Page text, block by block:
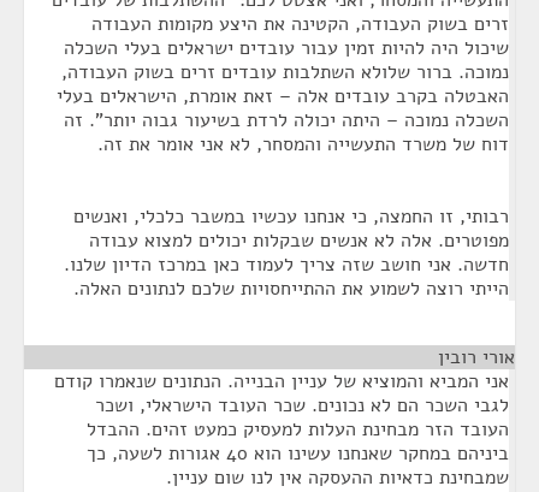
זרים בשוק העבודה, הקטינה את היצע מקומות העבודה
שיכול היה להיות זמין עבור עובדים ישראלים בעלי השכלה
נמוכה. ברור שלולא השתלבות עובדים זרים בשוק העבודה,
האבטלה בקרב עובדים אלה – זאת אומרת, הישראלים בעלי
השכלה נמוכה – היתה יכולה לרדת בשיעור גבוה יותר". זה
דוח של משרד התעשייה והמסחר, לא אני אומר את זה.
רבותי, זו החמצה, כי אנחנו עכשיו במשבר כלכלי, ואנשים
מפוטרים. אלה לא אנשים שבקלות יכולים למצוא עבודה
חדשה. אני חושב שזה צריך לעמוד כאן במרכז הדיון שלנו.
הייתי רוצה לשמוע את ההתייחסויות שלכם לנתונים האלה.
אורי רובין
אני המביא והמוציא של עניין הבנייה. הנתונים שנאמרו קודם
לגבי השכר הם לא נכונים. שכר העובד הישראלי, ושכר
העובד הזר מבחינת העלות למעסיק כמעט זהים. ההבדל
ביניהם במחקר שאנחנו עשינו הוא 40 אגורות לשעה, כך
שמבחינת כדאיות ההעסקה אין לנו שום עניין.